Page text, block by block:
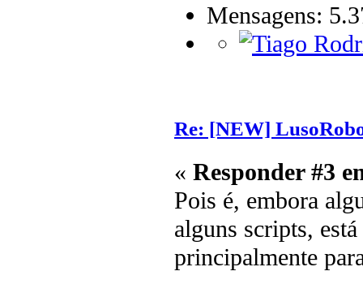
Mensagens:
Re: [NEW]
« Responder #3
Pois é, embora
alguns scripts,
principalmente